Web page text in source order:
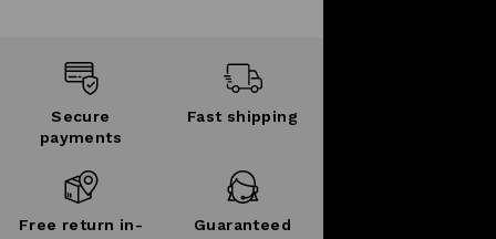
Secure
payments
Fast shipping
Free return in-
Guaranteed